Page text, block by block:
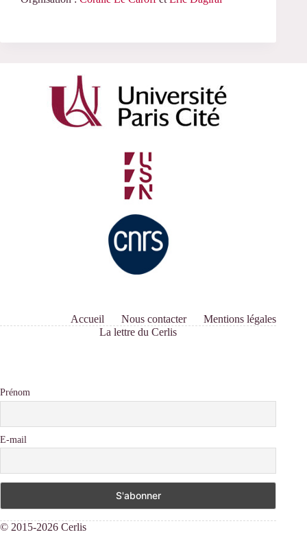
Accueil Nous contacter
Mentions légales
La lettre du Cerlis
Prénom
E-mail
© 2015-2026 Cerlis